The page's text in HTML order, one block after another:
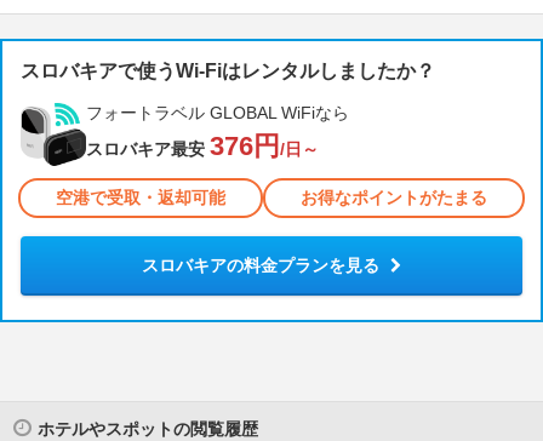
スロバキアで使うWi-Fiはレンタルしましたか？
フォートラベル GLOBAL WiFiなら
スロバキア最安 376円 /日～
空港で受取・返却可能 お得なポイントがたまる
スロバキアの料金プランを見る
ホテルやスポットの閲覧履歴